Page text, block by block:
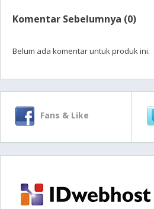
Komentar Sebelumnya (0)
Belum ada komentar untuk produk ini.
Fans & Like